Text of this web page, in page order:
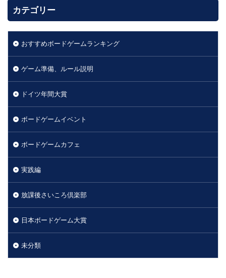
カテゴリー
おすすめボードゲームランキング
ゲーム準備、ルール説明
ドイツ年間大賞
ボードゲームイベント
ボードゲームカフェ
実践編
放課後さいころ倶楽部
日本ボードゲーム大賞
未分類